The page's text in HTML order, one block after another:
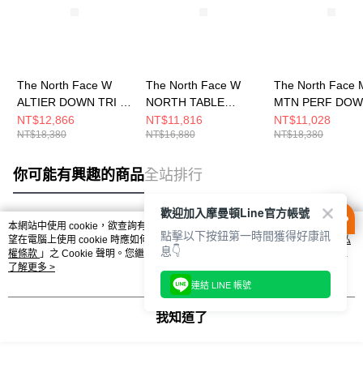
The North Face W
ALTIER DOWN TRI -
AP 女 兩件式外套
NF0A8GK6KX7
NT$12,866
NT$18,380
The North Face W
NORTH TABLE
DOWN TRICLIMATE -
AP 女 兩件式外套
NT$11,816
NT$16,880
The North Face
MTN PERF
TRI JACKET -
兩件式外套
NT$11,028
NT$18,380
你可能有興趣的商品全站排行
熱門標籤
本網站中使用 cookie，欲查詢有關本網站使用 cookie 方式之詳情，及若您不希
望在電腦上使用 cookie 時應如何變更電腦的 cookie 設定，請參閱本網站「
隱私
權條款 」之 Cookie 聲明。您繼續使用本網站即表示您同意本公司得按本網站使
用條款之 Cookie 聲明使用 cookie。
了解更多 >
我知道了
歡迎加入摩曼頓Line官方帳號
點擊以下按鈕第一時間獲得好康訊
息👇
連結 LINE 帳號